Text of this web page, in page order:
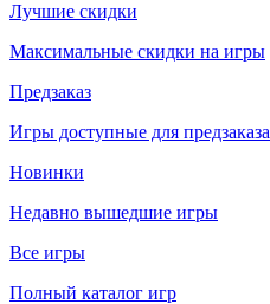
Лучшие скидки
Максимальные скидки на игры
Предзаказ
Игры доступные для предзаказа
Новинки
Недавно вышедшие игры
Все игры
Полный каталог игр